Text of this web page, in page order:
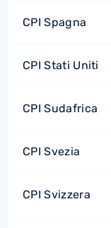
CPI Spagna
CPI Stati Uniti
CPI Sudafrica
CPI Svezia
CPI Svizzera